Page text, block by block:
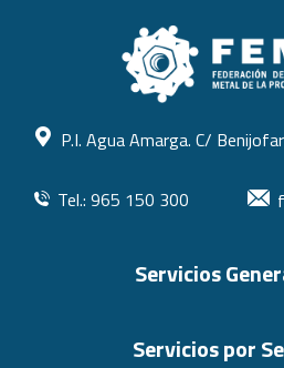
P.I. Agua Amarga. C/
Tel.: 965 150 300
Servicios
Servicios por